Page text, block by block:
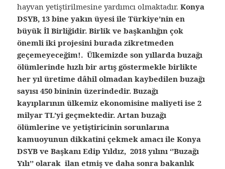
hayvan yetiştirilmesine yardımcı olmaktadır.Konya
DSYB, 13 bine yakın üyesi ile Türkiye’nin en
büyük İl Birliğidir. Birlik ve başkanlığın çok
önemli iki projesini burada zikretmeden
geçemeyeceğim!. Ülkemizde son yıllarda buzağı
ölümlerinde hızlı bir artış göstermekle birlikte
her yıl üretime dâhil olmadan kaybedilen buzağı
sayısı 450 bininin üzerindedir. Buzağı
kayıplarının ülkemiz ekonomisine maliyeti ise 2
milyar TL’yi geçmektedir. Artan buzağı
ölümlerine ve yetiştiricinin sorunlarına
kamuoyunun dikkatini çekmek amacı ile Konya
DSYB ve Başkanı Edip Yıldız, 2018 yılını ‘’Buzağı
Yılı’’ olarak ilan etmiş ve daha sonra bakanlık